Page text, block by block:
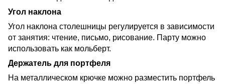
Угол наклона
Угол наклона столешницы регулируется в зависимости
от занятия: чтение, письмо, рисование. Парту можно
использовать как мольберт.
Держатель для портфеля
На металлическом крючке можно разместить портфель